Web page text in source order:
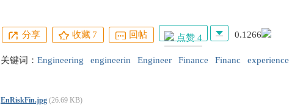
分享 收藏 7 回帖 点赞 4 0.1266
关键词： Engineering engineerin Engineer Finance Financ experience
EnRiskFin.jpg (26.69 KB)